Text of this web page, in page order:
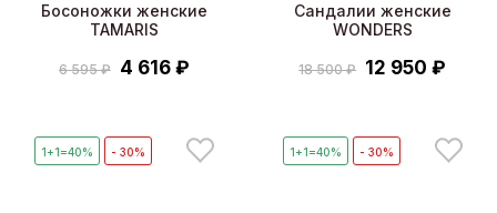
Босоножки женские
TAMARIS
6 595 ₽ 4 616 ₽
Сандалии женские
WONDERS
18 500 ₽ 12 950 ₽
1+1=40% - 30% 1+1=40% - 30%